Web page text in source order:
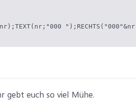
gebt euch so viel Mühe.